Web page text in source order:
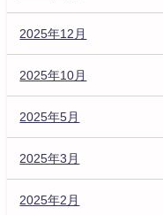
2025年12月
2025年10月
2025年5月
2025年3月
2025年2月